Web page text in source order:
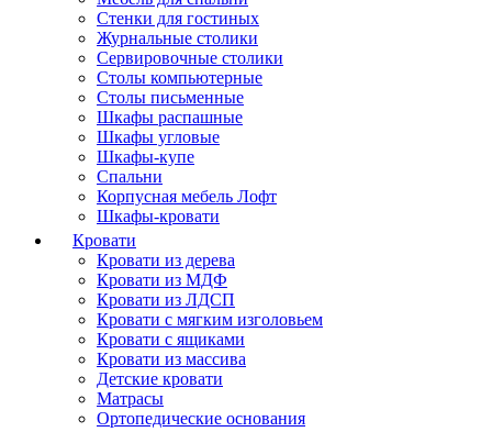
Стенки для гостиных
Журнальные столики
Сервировочные столики
Столы компьютерные
Столы письменные
Шкафы распашные
Шкафы угловые
Шкафы-купе
Спальни
Корпусная мебель Лофт
Шкафы-кровати
Кровати
Кровати из дерева
Кровати из МДФ
Кровати из ЛДСП
Кровати с мягким изголовьем
Кровати с ящиками
Кровати из массива
Детские кровати
Матрасы
Ортопедические основания